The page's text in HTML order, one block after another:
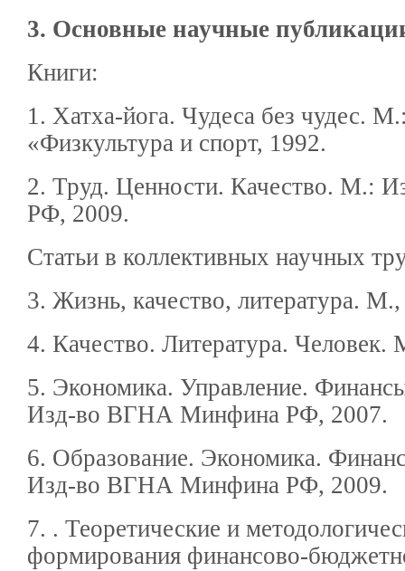
3. Основные научные
Книги:
1. Хатха-йога. Чудеса без чудес.
«Физкультура и спорт, 1992.
2. Труд. Ценности. Качество. М.:
РФ, 2009.
Статьи в коллективных научных
3. Жизнь, качество, литература.
4. Качество. Литература. Человек.
5. Экономика. Управление.
Изд-во ВГНА Минфина РФ, 2007.
6. Образование. Экономика.
Изд-во ВГНА Минфина РФ, 2009.
7. . Теоретические и
формирования финансово-